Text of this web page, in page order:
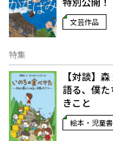
文芸作品
特集
【対談】
語る、僕
きこと
絵本・児童書